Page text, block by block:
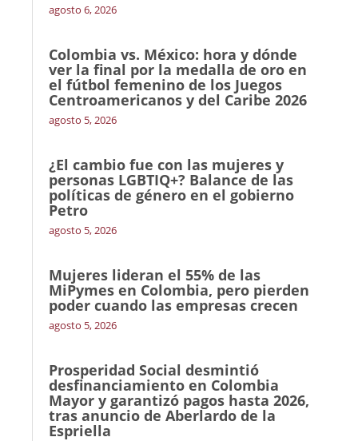
agosto 6, 2026
Colombia vs. México: hora y dónde
ver la final por la medalla de oro en
el fútbol femenino de los Juegos
Centroamericanos y del Caribe 2026
agosto 5, 2026
¿El cambio fue con las mujeres y
personas LGBTIQ+? Balance de las
políticas de género en el gobierno
Petro
agosto 5, 2026
Mujeres lideran el 55% de las
MiPymes en Colombia, pero pierden
poder cuando las empresas crecen
agosto 5, 2026
Prosperidad Social desmintió
desfinanciamiento en Colombia
Mayor y garantizó pagos hasta 2026,
tras anuncio de Aberlardo de la
Espriella